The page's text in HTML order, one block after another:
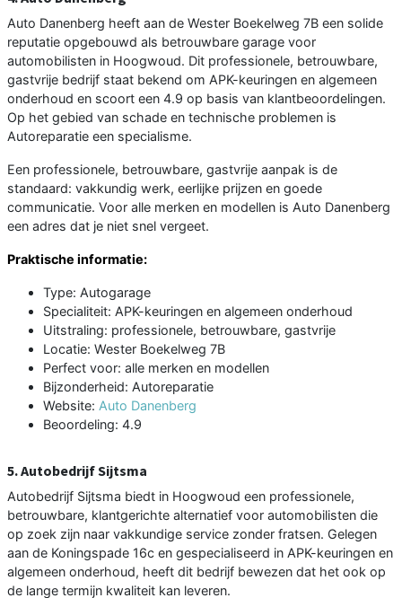
Auto Danenberg heeft aan de Wester Boekelweg 7B een solide
reputatie opgebouwd als betrouwbare garage voor
automobilisten in Hoogwoud. Dit professionele, betrouwbare,
gastvrije bedrijf staat bekend om APK-keuringen en algemeen
onderhoud en scoort een 4.9 op basis van klantbeoordelingen.
Op het gebied van schade en technische problemen is
Autoreparatie een specialisme.
Een professionele, betrouwbare, gastvrije aanpak is de
standaard: vakkundig werk, eerlijke prijzen en goede
communicatie. Voor alle merken en modellen is Auto Danenberg
een adres dat je niet snel vergeet.
Praktische informatie:
Type: Autogarage
Specialiteit: APK-keuringen en algemeen onderhoud
Uitstraling: professionele, betrouwbare, gastvrije
Locatie: Wester Boekelweg 7B
Perfect voor: alle merken en modellen
Bijzonderheid: Autoreparatie
Website: Auto Danenberg
Beoordeling: 4.9
5. Autobedrijf Sijtsma
Autobedrijf Sijtsma biedt in Hoogwoud een professionele,
betrouwbare, klantgerichte alternatief voor automobilisten die
op zoek zijn naar vakkundige service zonder fratsen. Gelegen
aan de Koningspade 16c en gespecialiseerd in APK-keuringen en
algemeen onderhoud, heeft dit bedrijf bewezen dat het ook op
de lange termijn kwaliteit kan leveren.